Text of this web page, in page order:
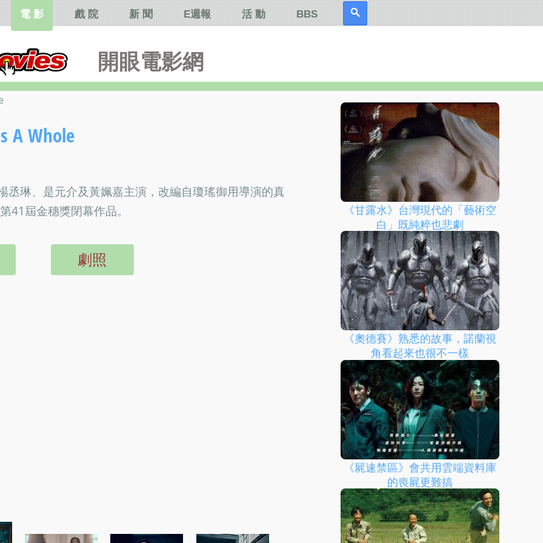
開眼電影網
電 影 戲 院 新 聞 E週報 活 動 BBS
A Whole
琳、是元介及黃姵嘉主演，改編自瓊瑤御用導演的真
41屆金穗獎閉幕作品。
劇照
《甘露水》台灣現代的「藝術空
白」既純粹也悲劇
《奧德賽》熟悉的故事，諾蘭視
角看起來也很不一樣
《屍速禁區》會共用雲端資料庫
的喪屍更難搞